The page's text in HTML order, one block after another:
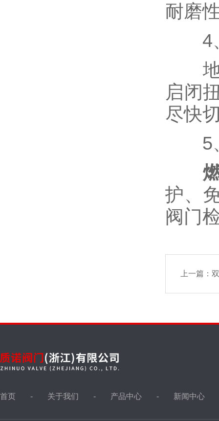
耐磨
4、
地
启闭
尽快
5、
护、
阀门
上一篇：
首页 关于我们 产品中心 新闻中心